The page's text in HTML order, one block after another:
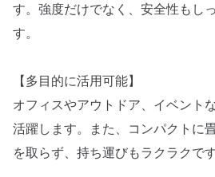
す。強度だけでなく、安全性もし
す。
【多目的に活用可能】
オフィスやアウトドア、イベント
活躍します。また、コンパクトに
を取らず、持ち運びもラクラクです